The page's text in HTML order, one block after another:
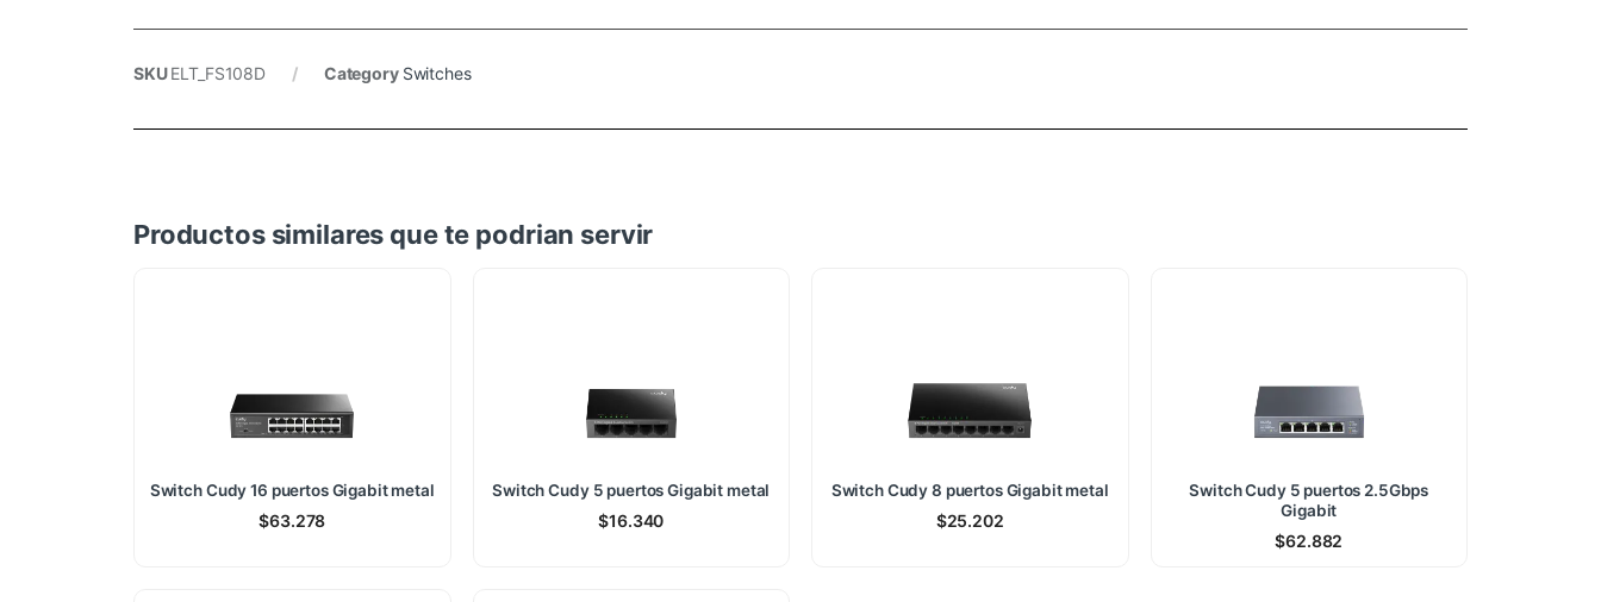
SKUELT_FS108D Category Switches
Productos similares que te podrian servir
Switch Cudy 16 puertos Gigabit metal
$63.278
Switch Cudy 5 puertos Gigabit metal
$16.340
Switch Cudy 8 puertos Gigabit metal
$25.202
Switch Cudy 5 puertos 2.5Gbps
Gigabit
$62.882